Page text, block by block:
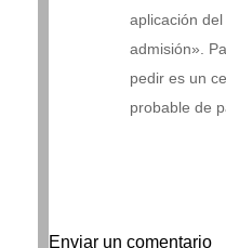
aplicación
admisión».
pedir es un
probable de
Enviar un comentario